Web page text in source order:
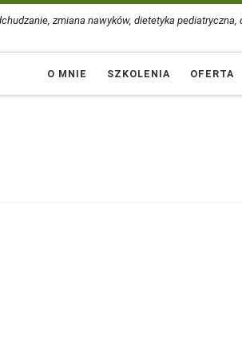
zmiana nawyków, dietetyka
O MNIE SZKOLENIA OFERTA